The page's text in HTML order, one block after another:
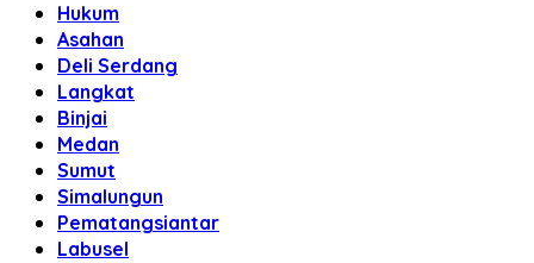
Hukum
Asahan
Deli Serdang
Langkat
Binjai
Medan
Sumut
Simalungun
Pematangsiantar
Labusel